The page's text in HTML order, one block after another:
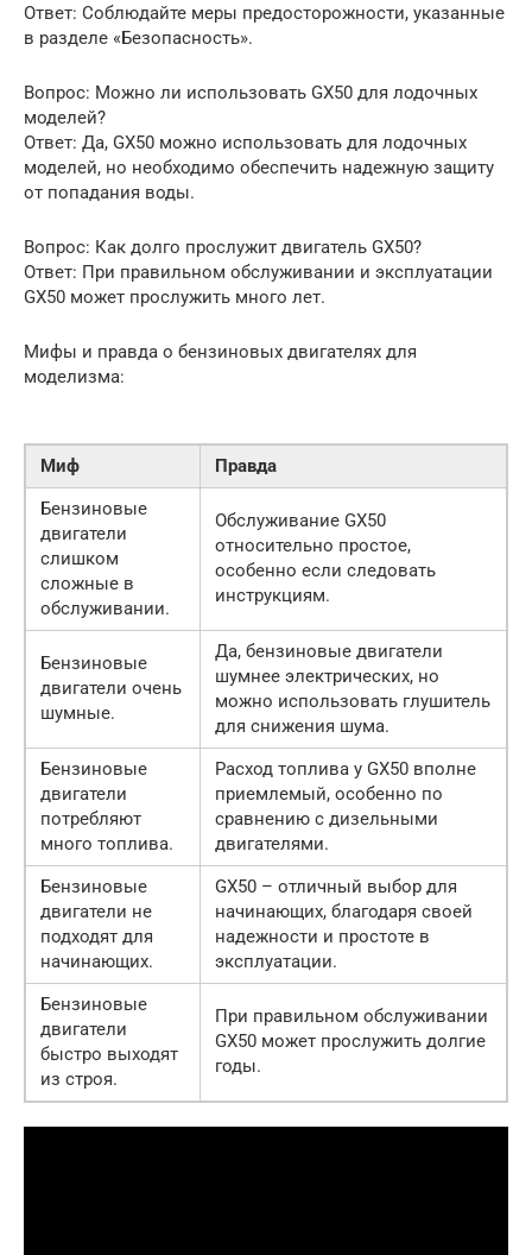
Ответ: Соблюдайте меры предосторожности, указанные
в разделе «Безопасность».
Вопрос: Можно ли использовать GX50 для лодочных
моделей?
Ответ: Да, GX50 можно использовать для лодочных
моделей, но необходимо обеспечить надежную защиту
от попадания воды.
Вопрос: Как долго прослужит двигатель GX50?
Ответ: При правильном обслуживании и эксплуатации
GX50 может прослужить много лет.
Мифы и правда о бензиновых двигателях для
моделизма:
Миф
Правда
Бензиновые
двигатели
слишком
сложные в
обслуживании.
Обслуживание GX50
относительно простое,
особенно если следовать
инструкциям.
Бензиновые
двигатели очень
шумные.
Да, бензиновые двигатели
шумнее электрических, но
можно использовать глушитель
для снижения шума.
Бензиновые
двигатели
потребляют
много топлива.
Расход топлива у GX50 вполне
приемлемый, особенно по
сравнению с дизельными
двигателями.
Бензиновые
двигатели не
подходят для
начинающих.
GX50 – отличный выбор для
начинающих, благодаря своей
надежности и простоте в
эксплуатации.
Бензиновые
двигатели
быстро выходят
из строя.
При правильном обслуживании
GX50 может прослужить долгие
годы.